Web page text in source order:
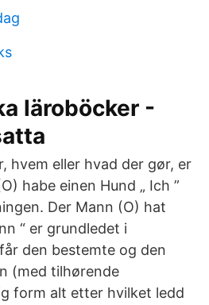
läroböcker -
hvem eller hvad der gør, er
habe einen Hund „ Ich ”
Der Mann (O) hat
“ er grundledet i
den bestemte og den
(med tilhørende
form alt etter hvilket ledd